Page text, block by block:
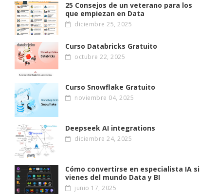
25 Consejos de un veterano para los
que empiezan en Data
diciembre 25, 2025
Curso Databricks Gratuito
octubre 22, 2025
Curso Snowflake Gratuito
noviembre 04, 2025
Deepseek AI integrations
diciembre 24, 2025
Cómo convertirse en especialista IA si
vienes del mundo Data y BI
junio 17, 2025